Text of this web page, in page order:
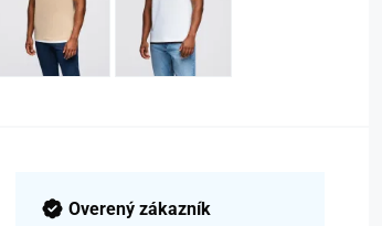
Overený zákazník